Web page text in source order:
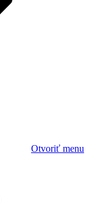
Otvoriť menu